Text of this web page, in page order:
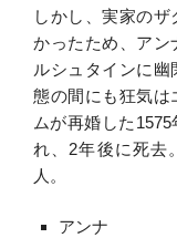
しかし、実家の
かったため、アン
ルシュタインに
態の間にも狂気は
ムが再婚した
れ、2年後に死去
人。
アンナ